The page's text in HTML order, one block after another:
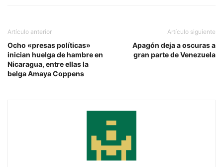
Artículo anterior
Ocho «presas políticas»
inician huelga de hambre en
Nicaragua, entre ellas la
belga Amaya Coppens
Artículo siguiente
Apagón deja a oscuras a
gran parte de Venezuela